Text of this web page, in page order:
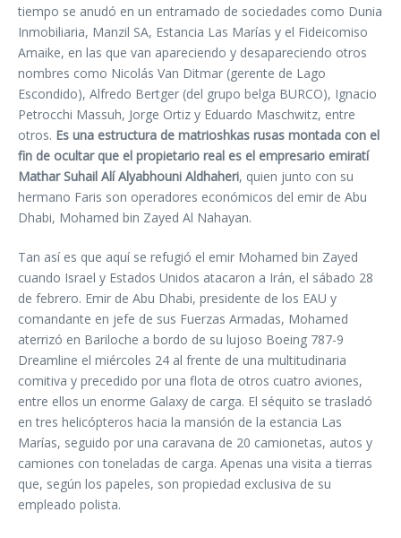
tiempo se anudó en un entramado de sociedades como Dunia
Inmobiliaria, Manzil SA, Estancia Las Marías y el Fideicomiso
Amaike, en las que van apareciendo y desapareciendo otros
nombres como Nicolás Van Ditmar (gerente de Lago
Escondido), Alfredo Bertger (del grupo belga BURCO), Ignacio
Petrocchi Massuh, Jorge Ortiz y Eduardo Maschwitz, entre
otros. Es una estructura de matrioshkas rusas montada con el
fin de ocultar que el propietario real es el empresario emiratí
Mathar Suhail Alí Alyabhouni Aldhaheri, quien junto con su
hermano Faris son operadores económicos del emir de Abu
Dhabi, Mohamed bin Zayed Al Nahayan.
Tan así es que aquí se refugió el emir Mohamed bin Zayed
cuando Israel y Estados Unidos atacaron a Irán, el sábado 28
de febrero. Emir de Abu Dhabi, presidente de los EAU y
comandante en jefe de sus Fuerzas Armadas, Mohamed
aterrizó en Bariloche a bordo de su lujoso Boeing 787-9
Dreamline el miércoles 24 al frente de una multitudinaria
comitiva y precedido por una flota de otros cuatro aviones,
entre ellos un enorme Galaxy de carga. El séquito se trasladó
en tres helicópteros hacia la mansión de la estancia Las
Marías, seguido por una caravana de 20 camionetas, autos y
camiones con toneladas de carga. Apenas una visita a tierras
que, según los papeles, son propiedad exclusiva de su
empleado polista.